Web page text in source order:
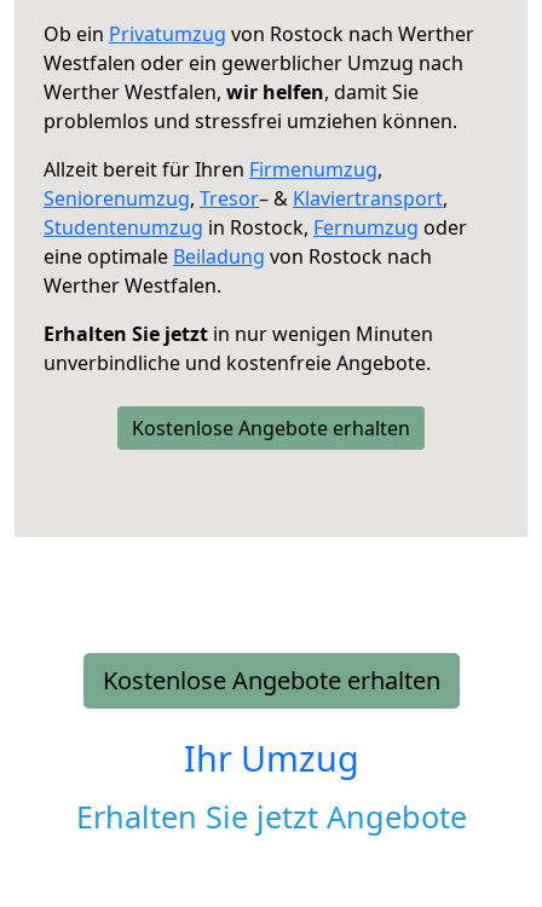
Ob ein Privatumzug von Rostock nach Werther
Westfalen oder ein gewerblicher Umzug nach
Werther Westfalen, wir helfen, damit Sie
problemlos und stressfrei umziehen können.
Allzeit bereit für Ihren Firmenumzug,
Seniorenumzug, Tresor– & Klaviertransport,
Studentenumzug in Rostock, Fernumzug oder
eine optimale Beiladung von Rostock nach
Werther Westfalen.
Erhalten Sie jetzt in nur wenigen Minuten
unverbindliche und kostenfreie Angebote.
Kostenlose Angebote erhalten
Kostenlose Angebote erhalten
Ihr Umzug
Erhalten Sie jetzt Angebote